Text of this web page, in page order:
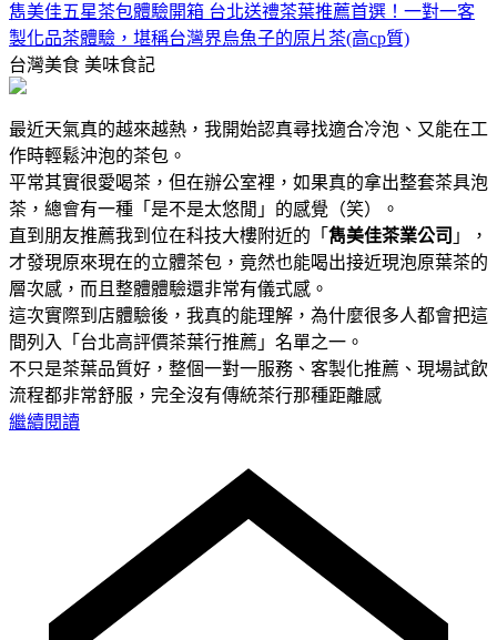
雋美佳五星茶包體驗開箱 台北送禮茶葉推薦首選！一對一客
製化品茶體驗，堪稱台灣界烏魚子的原片茶(高cp質)
台灣美食 美味食記
最近天氣真的越來越熱，我開始認真尋找適合冷泡、又能在工
作時輕鬆沖泡的茶包。
平常其實很愛喝茶，但在辦公室裡，如果真的拿出整套茶具泡
茶，總會有一種「是不是太悠閒」的感覺（笑）。
直到朋友推薦我到位在科技大樓附近的「 雋美佳茶業公司 」，
才發現原來現在的立體茶包，竟然也能喝出接近現泡原葉茶的
層次感，而且整體體驗還非常有儀式感。
這次實際到店體驗後，我真的能理解，為什麼很多人都會把這
間列入「台北高評價茶葉行推薦」名單之一。
不只是茶葉品質好，整個一對一服務、客製化推薦、現場試飲
流程都非常舒服，完全沒有傳統茶行那種距離感
繼續閱讀